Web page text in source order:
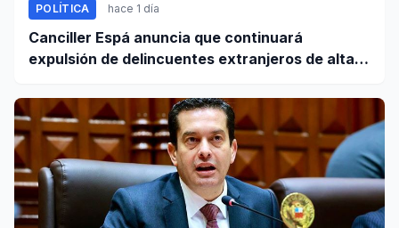
POLÍTICA hace 1 día
Canciller Espá anuncia que continuará
expulsión de delincuentes extranjeros de alta